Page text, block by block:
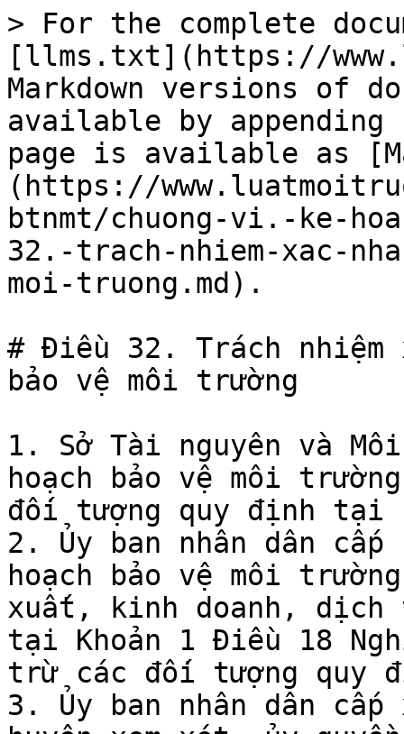
> For the complete
[llms.txt](https://
Markdown versions of
available by
page is available as
(https://
btnmt/chuong-vi.-ke-
32.-trach-nhiem-xac-
moi-truong.md).
# Điều 32. Trách nhiệm
bảo vệ môi trường
1. Sở Tài nguyên và
hoạch bảo vệ môi
đối tượng quy định tại
2. Ủy ban nhân dân cấp
hoạch bảo vệ môi
xuất, kinh doanh, dịch
tại Khoản 1 Điều 18
trừ các đối tượng quy
3. Ủy ban nhân dân cấp